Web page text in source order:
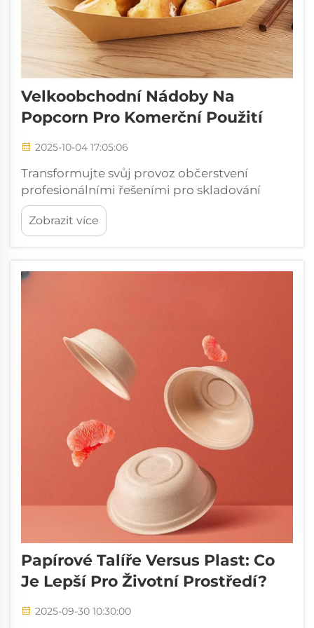
Velkoobchodní Nádoby Na
Popcorn Pro Komerční Použití
2025-10-04 17:05:06
Transformujte svůj provoz občerstvení
profesionálními řešeními pro skladování
popcornu. Úspěch každého stánku s
občerstvením nebo zábavního zařízení závisí
do značné míry na efektivním servisu s
nepopiratelným oblíbencem publika. V
Zobrazit více
Papírové Talíře Versus Plast: Co
Je Lepší Pro Životní Prostředí?
2025-09-30 10:30:00